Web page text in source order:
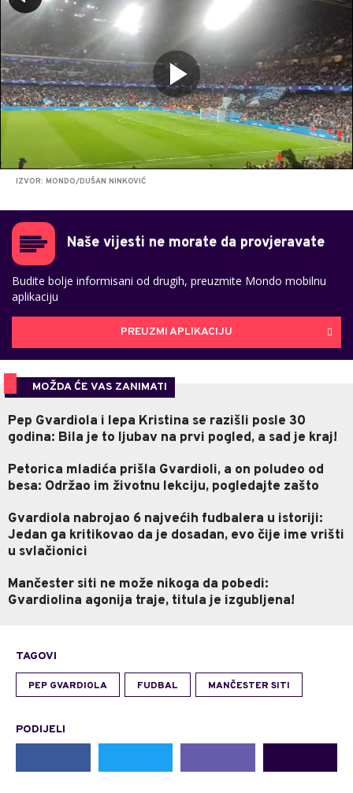
IZVOR: MONDO/DUŠAN NINKOVIĆ
Naše vijesti ne morate da provjeravate
Budite bolje informisani od drugih, preuzmite Mondo mobilnu
aplikaciju
PREUZMI APLIKACIJU
MOŽDA ĆE VAS ZANIMATI
Pep Gvardiola i lepa Kristina se razišli posle 30
godina: Bila je to ljubav na prvi pogled, a sad je kraj!
Petorica mladića prišla Gvardioli, a on poludeo od
besa: Održao im životnu lekciju, pogledajte zašto
Gvardiola nabrojao 6 najvećih fudbalera u istoriji:
Jedan ga kritikovao da je dosadan, evo čije ime vrišti
u svlačionici
Mančester siti ne može nikoga da pobedi:
Gvardiolina agonija traje, titula je izgubljena!
TAGOVI
PEP GVARDIOLA FUDBAL MANČESTER SITI
PODIJELI